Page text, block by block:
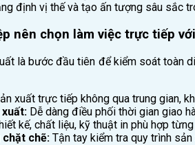
định vị thế và tạo ấn tượng sâu sắc
nên chọn làm việc trực tiếp
là bước đầu tiên để kiểm soát toàn
xuất trực tiếp không qua trung gian,
Dễ dàng điều phối thời gian giao
kế, chất liệu, kỹ thuật in phù hợp
chẽ: Tận tay kiểm tra quy trình